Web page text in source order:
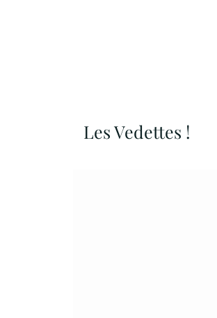
Les Vedettes !